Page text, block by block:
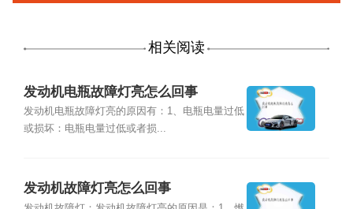
相关阅读
发动机电瓶故障灯亮怎么回事
发动机电瓶故障灯亮的原因有：1、电瓶电量过低
或损坏：电瓶电量过低或者损...
发动机故障灯亮怎么回事